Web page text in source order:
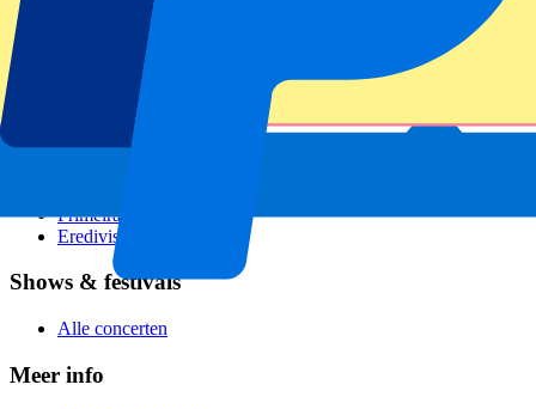
Voetbalcompetities
Champions League
Premier League
Serie A
Primeira Liga
Eredivisie
Shows & festivals
Alle concerten
Meer info